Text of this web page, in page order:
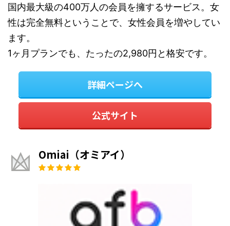
国内最大級の400万人の会員を擁するサービス。女
性は完全無料ということで、女性会員を増やしてい
ます。
1ヶ月プランでも、たったの2,980円と格安です。
詳細ページへ
公式サイト
Omiai（オミアイ）